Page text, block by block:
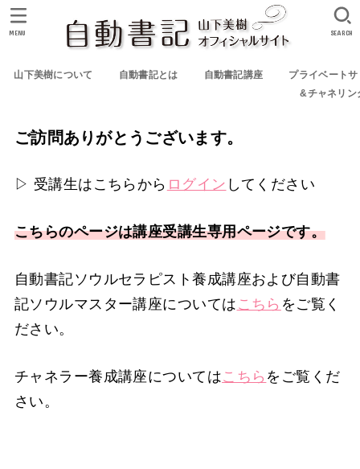
山下美樹について 自動書記とは 自動書記講座
プライベート
&チャネリン
SEARCH
MENU
ご訪問ありがとうございます。
▷ 受講生はこちらから ログイン してください
こちらのページは講座受講生専用ページです。
自動書記ソウルセラピスト養成講座および自動書
記ソウルマスター講座については こちら をご覧く
ださい。
チャネラー養成講座についてはこちら をご覧くだ
さい。